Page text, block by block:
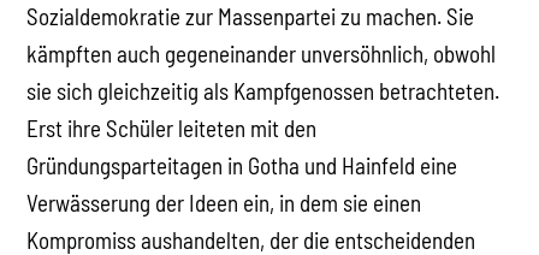
Sozialdemokratie zur Massenpartei zu machen. Sie
kämpften auch gegeneinander unversöhnlich, obwohl
sie sich gleichzeitig als Kampfgenossen betrachteten.
Erst ihre Schüler leiteten mit den
Gründungsparteitagen in Gotha und Hainfeld eine
Verwässerung der Ideen ein, in dem sie einen
Kompromiss aushandelten, der die entscheidenden